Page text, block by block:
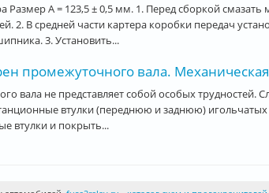
Размер А = 123,5 ± 0,5 мм. 1. Перед сборкой
2. В средней части картера коробки передач
3. Установить...
промежуточного вала.
вала не представляет собой особых трудностей.
втулки (переднюю и заднюю)
втулки и покрыть...